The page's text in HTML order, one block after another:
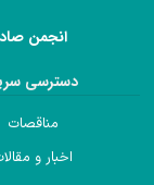
انجمن
دسترسی
مناقصات
اخبار و